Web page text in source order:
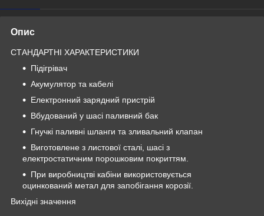
Опис
СТАНДАРТНІ ХАРАКТЕРИСТИКИ
Підігрівач
Акумулятор та кабелі
Електронний зарядний пристрій
Вбудований у шасі паливний бак
Гнучкі паливні шланги та зливальний клапан
Виготовлене з листової сталі, шасі з
електростатичним порошковим покриттям.
При виробництві кабіни використовується
оцинкований метал для запобігання корозії.
Вихідні значення